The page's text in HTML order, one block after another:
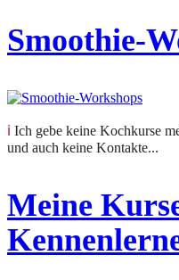
Smoothie-
ℹ️ Ich gebe keine Kochkurse mehr und veranstalte keine Events. Dieser Beitrag hält eine vergangene Veranstaltung fest. Anfragen zu Kursen oder Terminen kann ich nicht beantworten
und auch keine Kontakte...
Meine